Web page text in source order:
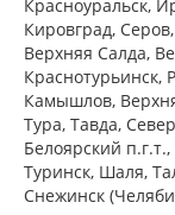
Красноуральск,
Кировград,
Верхняя Салда,
Краснотурьинск,
Камышлов,
Тура, Тавда,
Белоярский
Туринск, Шаля,
Снежинск